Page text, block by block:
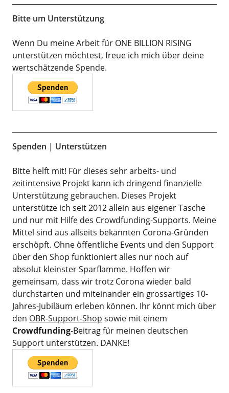
Bitte um Unterstützung
Wenn Du meine Arbeit für ONE BILLION RISING
unterstützen möchtest, freue ich mich über deine
wertschätzende Spende.
Spenden | Unterstützen
Bitte helft mit! Für dieses sehr arbeits- und
zeitintensive Projekt kann ich dringend finanzielle
Unterstützung gebrauchen. Dieses Projekt
unterstütze ich seit 2012 allein aus eigener Tasche
und nur mit Hilfe des Crowdfunding-Supports. Meine
Mittel sind aus allseits bekannten Corona-Gründen
erschöpft. Ohne öffentliche Events und den Support
über den Shop funktioniert alles nur noch auf
absolut kleinster Sparflamme. Hoffen wir
gemeinsam, dass wir trotz Corona wieder bald
durchstarten und miteinander ein grossartiges 10-
Jahres-Jubiläum erleben können. Ihr könnt mich über
den OBR-Support-Shop sowie mit einem
Crowdfunding-Beitrag für meinen deutschen
Support unterstützen. DANKE!